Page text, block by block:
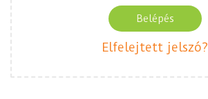
Belépés
Elfelejtett jelszó?